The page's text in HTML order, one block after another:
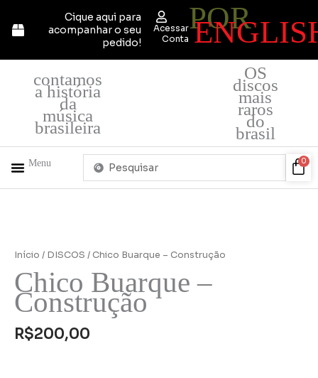
para
Cique aqui para
acompanhar o seu
pedido!
Acessar
Conta
POR
contamos
a história
da
música
brasileira
OS
discos
mais
raros
do
brasil
Menu
Pesquisar
0
Início / DISCOS / Chico Buarque – Construção
Chico Buarque –
Construção
R$200,00